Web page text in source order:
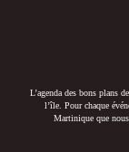
L’agenda des bons plans
l’île. Pour chaque
Martinique que